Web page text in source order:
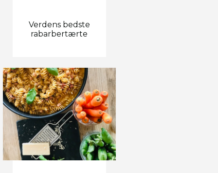
Verdens bedste
rabarbertærte